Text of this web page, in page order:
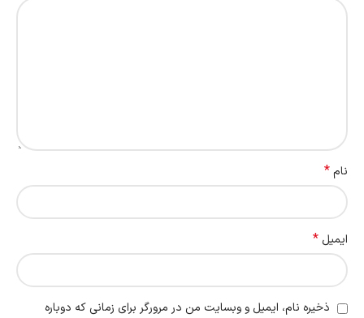
نام*
ایمیل *
ذخیره نام، ایمیل و وبسایت من در مرورگر برای زمانی که دوباره